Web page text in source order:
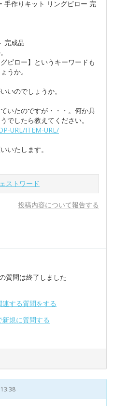
手作りキット リングピロー 完
完成品
ピロー】というキーワードも
うか。
いのでしょうか。
いたのですが・・・。何か具
でしたら教えてください。
URL/ITEM-URL/
いたします。
ストワード
投稿内容について報告する
質問は終了しました
する質問をする
規に質問する